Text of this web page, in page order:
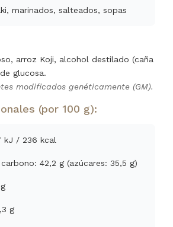
marinados, salteados, sopas
arroz Koji, alcohol destilado (caña
glucosa.
modificados genéticamente (GM).
(por 100 g):
kJ / 236 kcal
42,2 g (azúcares: 35,5 g)
g